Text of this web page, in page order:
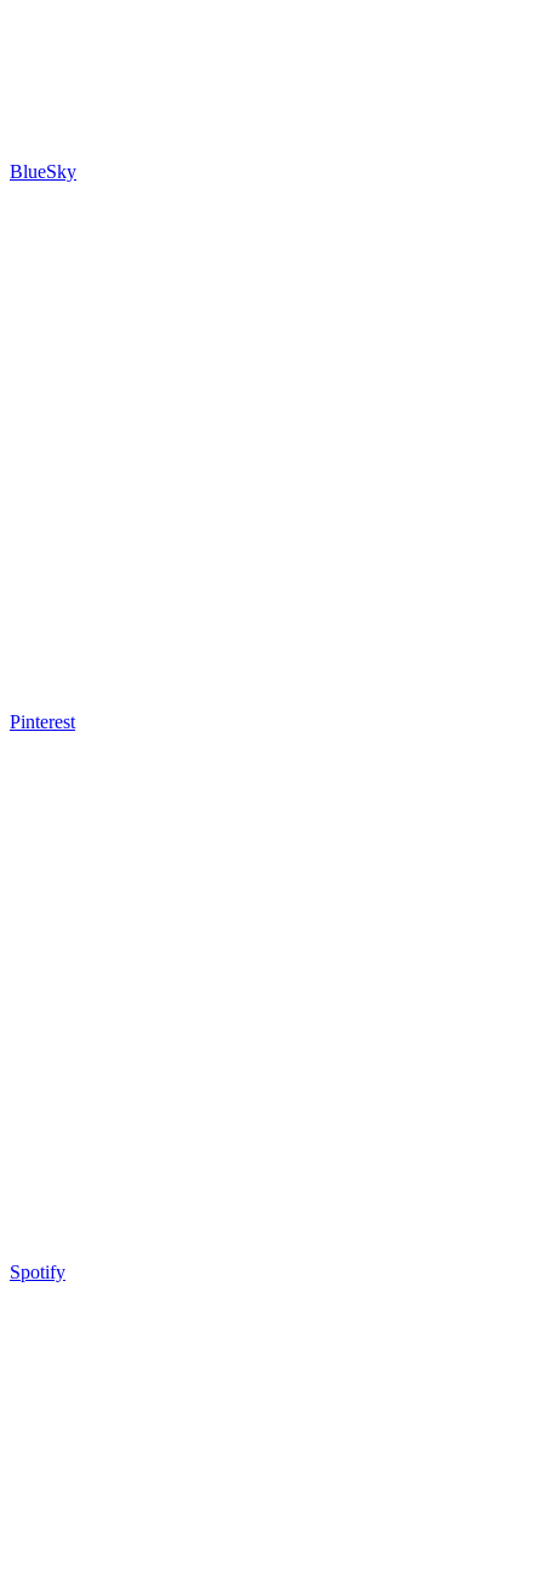
BlueSky
Pinterest
Spotify